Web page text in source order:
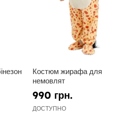
Костюм жирафа для
немовлят
990 грн.
ДОСТУПНО